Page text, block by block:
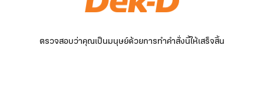
ตรวจสอบว่าคุณเป็นมนุษย์ด้วยการทำคำสั่งนี้ให้เสร็จสิ้น